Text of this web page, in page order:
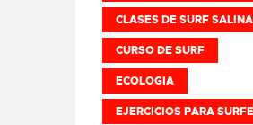
CLASES DE SURF
CURSO DE SURF
ECOLOGIA
EJERCICIOS PARA